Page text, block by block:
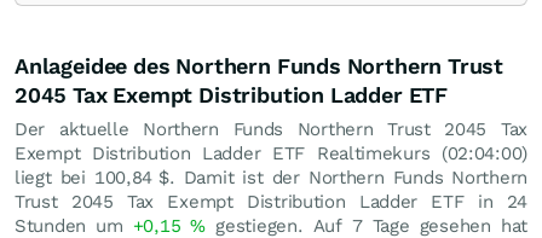
Anlageidee des Northern Funds Northern Trust
2045 Tax Exempt Distribution Ladder ETF
Der aktuelle Northern Funds Northern Trust 2045 Tax
Exempt Distribution Ladder ETF Realtimekurs (02:04:00)
liegt bei 100,84 $. Damit ist der Northern Funds Northern
Trust 2045 Tax Exempt Distribution Ladder ETF in 24
Stunden um +0,15% gestiegen. Auf 7 Tage gesehen hat